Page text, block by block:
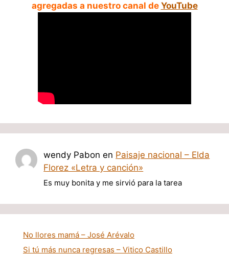
agregadas a nuestro canal de YouTube
wendy Pabon en Paisaje nacional – Elda
Florez «Letra y canción»
Es muy bonita y me sirvió para la tarea
No llores mamá – José Arévalo
Si tú más nunca regresas – Vitico Castillo